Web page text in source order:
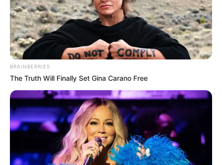
Auf einigen Seiten dieses Projektes sind Affiliate-
Angebote integriert. Wenn etwas darüber gebucht oder
gekauft wird, ist das eine Unterstützung, ohne dass sich
dadurch der Preis ändert.
BRAINBERRIES
The Truth Will Finally Set Gina Carano Free